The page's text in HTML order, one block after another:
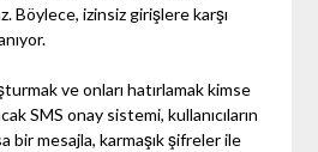
Böylece, izinsiz girişlere karşı
ve onları hatırlamak kimse
SMS onay sistemi, kullanıcıların
bir mesajla, karmaşık şifreler ile